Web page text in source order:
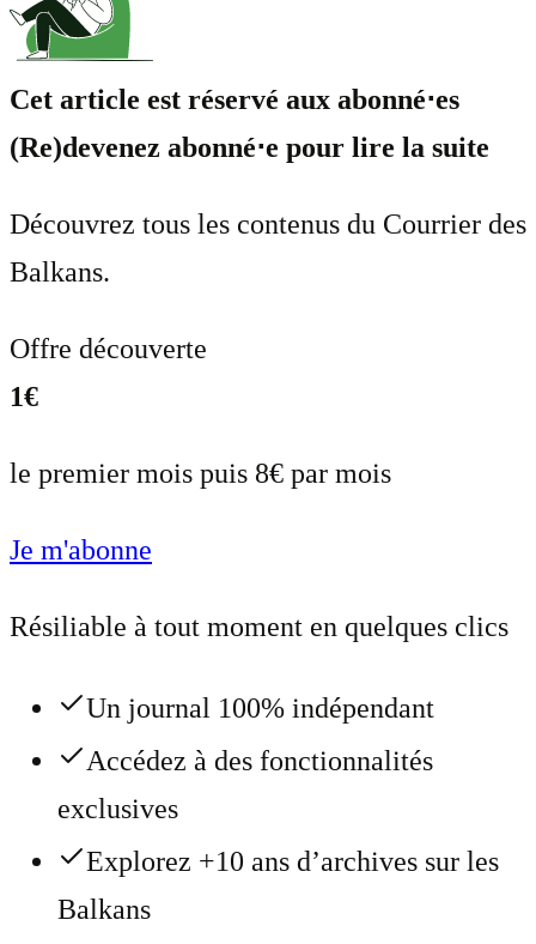
Cet article est réservé aux abonné⋅es
(Re)devenez abonné⋅e pour lire la suite
Découvrez tous les contenus du Courrier des
Balkans.
Offre découverte
1€
le premier mois puis 8€ par mois
Je m'abonne
Résiliable à tout moment en quelques clics
Un journal 100% indépendant
Accédez à des fonctionnalités
exclusives
Explorez +10 ans d’archives sur les
Balkans